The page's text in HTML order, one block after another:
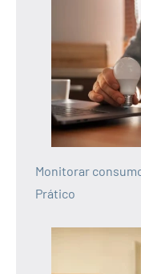
Monitorar
Prático